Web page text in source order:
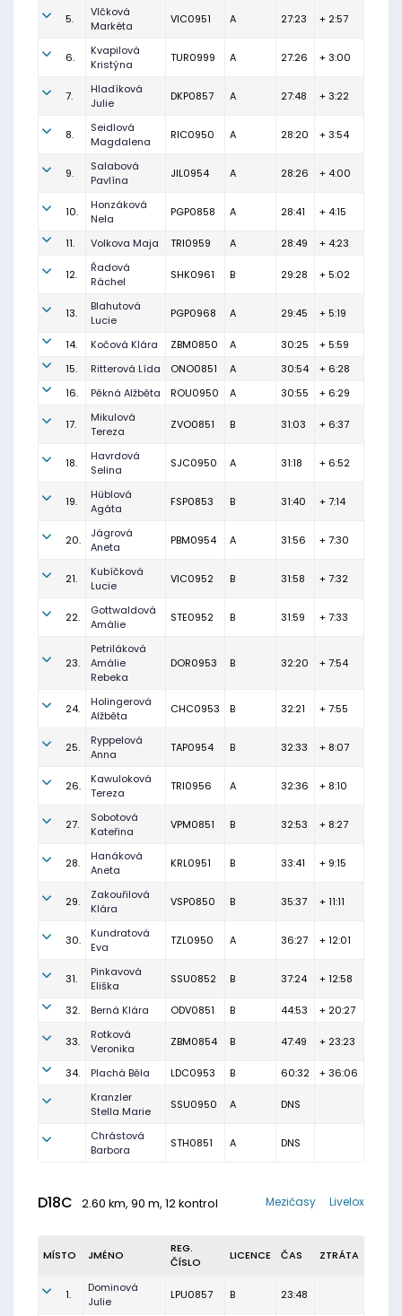
5.
Vlčková
Markéta
VIC0951 A 27:23 + 2:57
6.
Kvapilová
Kristýna
TUR0999 A 27:26 + 3:00
7.
Hladíková
Julie
DKP0857 A 27:48 + 3:22
8.
Seidlová
Magdalena
RIC0950 A 28:20 + 3:54
9.
Salabová
Pavlína
JIL0954 A 28:26 + 4:00
10.
Honzáková
Nela
PGP0858 A 28:41 + 4:15
11. Volkova Maja TRI0959 A 28:49 + 4:23
12.
Řadová
Ráchel
SHK0961 B 29:28 + 5:02
13.
Blahutová
Lucie
PGP0968 A 29:45 + 5:19
14. Kočová Klára ZBM0850 A 30:25
+ 5:59
15.
Ritterová Lída ONO0851 A 30:54
+ 6:28
16.
Pěkná Alžběta ROU0950 A 30:55 + 6:29
17.
Mikulová
Tereza
ZVO0851 B 31:03 + 6:37
18.
Havrdová
Selina
SJC0950 A 31:18 + 6:52
19.
Hüblová
Agáta
FSP0853 B 31:40 + 7:14
20.
Jágrová
Aneta
PBM0954 A 31:56 + 7:30
21.
Kubíčková
Lucie
VIC0952 B 31:58 + 7:32
22.
Gottwaldová
Amálie
STE0952 B 31:59 + 7:33
23.
Petriláková
Amálie
Rebeka
DOR0953 B 32:20 + 7:54
24.
Holingerová
Alžběta
CHC0953 B 32:21 + 7:55
25.
Ryppelová
Anna
TAP0954 B 32:33 + 8:07
26.
Kawuloková
Tereza
TRI0956 A 32:36 + 8:10
27.
Sobotová
Kateřina
VPM0851 B 32:53 + 8:27
28.
Hanáková
Aneta
KRL0951 B 33:41 + 9:15
29.
Zakouřilová
Klára
VSP0850 B 35:37 + 11:11
30.
Kundratová
Eva
TZL0950 A 36:27 + 12:01
31.
Pinkavová
Eliška
SSU0852 B 37:24 + 12:58
32. Berná Klára ODV0851 B 44:53 + 20:27
33.
Rotková
Veronika
ZBM0854 B 47:49 + 23:23
34. Plachá Běla LDC0953 B 60:32
+ 36:06
Kranzler
Stella Marie
SSU0950 A DNS
Chrástová
Barbora
STH0851 A DNS
D18C 2.60 km, 90 m, 12 kontrol Livelox
Mezičasy
MÍSTO JMÉNO
REG.
ČÍSLO
LICENCE ČAS ZTRÁTA
1.
Dominová
Julie
LPU0857 B 23:48